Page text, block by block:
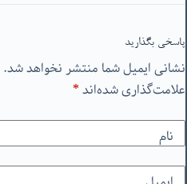
پاسخی بگذارید
نشانی ایمیل شما منتشر نخواهد شد.
علامت‌گذاری شده‌اند*
نام